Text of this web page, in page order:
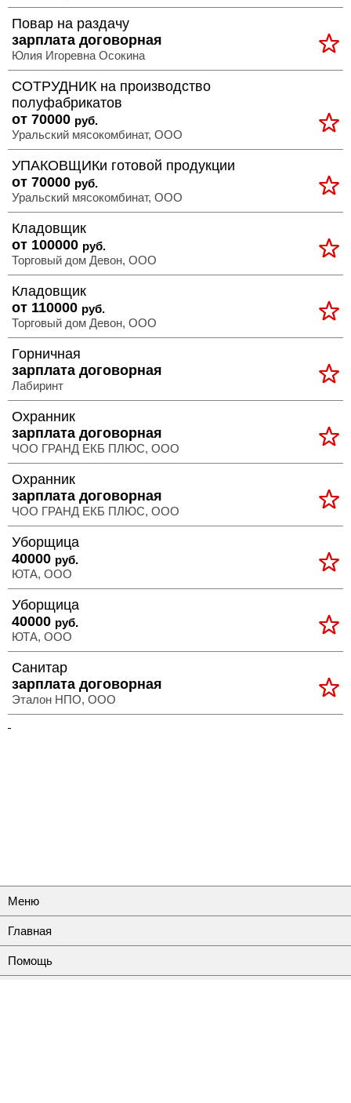
Повар на раздачу
зарплата договорная
Юлия Игоревна Осокина
СОТРУДНИК на производство
полуфабрикатов
от 70000 руб.
Уральский мясокомбинат, ООО
УПАКОВЩИКи готовой продукции
от 70000 руб.
Уральский мясокомбинат, ООО
Кладовщик
от 100000 руб.
Торговый дом Девон, ООО
Кладовщик
от 110000 руб.
Торговый дом Девон, ООО
Горничная
зарплата договорная
Лабиринт
Охранник
зарплата договорная
ЧОО ГРАНД ЕКБ ПЛЮС, ООО
Охранник
зарплата договорная
ЧОО ГРАНД ЕКБ ПЛЮС, ООО
Уборщица
40000 руб.
ЮТА, ООО
Уборщица
40000 руб.
ЮТА, ООО
Санитар
зарплата договорная
Эталон НПО, ООО
Меню
Главная
Помощь